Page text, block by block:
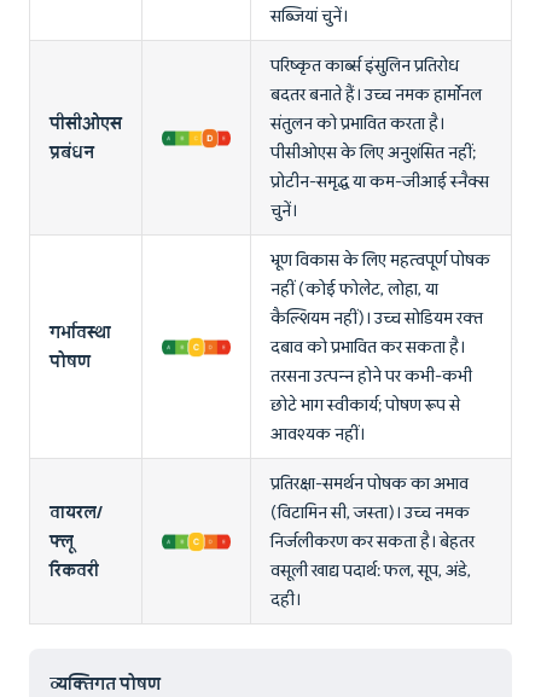
सब्जियां चुनें।
पीसीओएस
प्रबंधन
परिष्कृत कार्ब्स इंसुलिन प्रतिरोध
बदतर बनाते हैं। उच्च नमक हार्मोनल
संतुलन को प्रभावित करता है।
पीसीओएस के लिए अनुशंसित नहीं;
प्रोटीन-समृद्ध या कम-जीआई स्नैक्स
चुनें।
गर्भावस्था
पोषण
भ्रूण विकास के लिए महत्वपूर्ण पोषक
नहीं (कोई फोलेट, लोहा, या
कैल्शियम नहीं)। उच्च सोडियम रक्त
दबाव को प्रभावित कर सकता है।
तरसना उत्पन्न होने पर कभी-कभी
छोटे भाग स्वीकार्य; पोषण रूप से
आवश्यक नहीं।
वायरल/
फ्लू
रिकवरी
प्रतिरक्षा-समर्थन पोषक का अभाव
(विटामिन सी, जस्ता)। उच्च नमक
निर्जलीकरण कर सकता है। बेहतर
वसूली खाद्य पदार्थ: फल, सूप, अंडे,
दही।
व्यक्तिगत पोषण